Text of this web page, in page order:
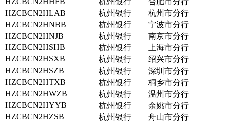
HZCBCN2HLAB
杭州银行
杭州市分行
HZCBCN2HNBB
杭州银行
宁波市分行
HZCBCN2HNJB
杭州银行
南京市分行
HZCBCN2HSHB
杭州银行
上海市分行
HZCBCN2HSXB
杭州银行
绍兴市分行
HZCBCN2HSZB
杭州银行
深圳市分行
HZCBCN2HTXB
杭州银行
桐乡市分行
HZCBCN2HWZB
杭州银行
温州市分行
HZCBCN2HYYB
杭州银行
余姚市分行
HZCBCN2HZSB
杭州银行 舟山市分行